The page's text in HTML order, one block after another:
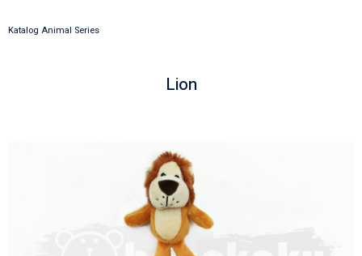
Katalog Animal Series
Lion